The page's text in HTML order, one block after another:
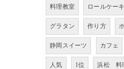
料理教室 ロールケーキ
グラタン 作り方
静岡スイーツ カフェ
人気 1位 浜松 料